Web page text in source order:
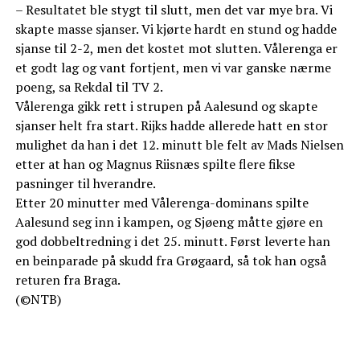
– Resultatet ble stygt til slutt, men det var mye bra. Vi
skapte masse sjanser. Vi kjørte hardt en stund og hadde
sjanse til 2-2, men det kostet mot slutten. Vålerenga er
et godt lag og vant fortjent, men vi var ganske nærme
poeng, sa Rekdal til TV 2.
Vålerenga gikk rett i strupen på Aalesund og skapte
sjanser helt fra start. Rijks hadde allerede hatt en stor
mulighet da han i det 12. minutt ble felt av Mads Nielsen
etter at han og Magnus Riisnæs spilte flere fikse
pasninger til hverandre.
Etter 20 minutter med Vålerenga-dominans spilte
Aalesund seg inn i kampen, og Sjøeng måtte gjøre en
god dobbeltredning i det 25. minutt. Først leverte han
en beinparade på skudd fra Grøgaard, så tok han også
returen fra Braga.
(©NTB)